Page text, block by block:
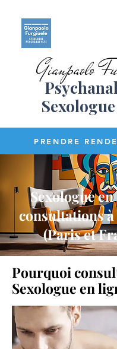
Gianpaolo
PRENDRE
Sexologue
consultations
(Paris et
Pourquoi
Sexologue en